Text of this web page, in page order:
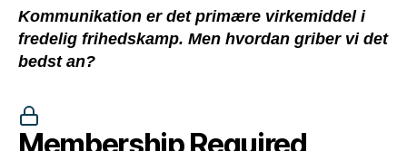
Kommunikation er det primære virkemiddel i
fredelig frihedskamp. Men hvordan griber vi det
bedst an?